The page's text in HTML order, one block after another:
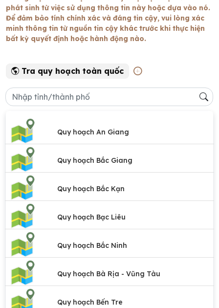
phát sinh từ việc sử dụng thông tin này hoặc dựa vào nó.
Để đảm bảo tính chính xác và đáng tin cậy, vui lòng xác
minh thông tin từ nguồn tin cậy khác trước khi thực hiện
bất kỳ quyết định hoặc hành động nào.
Tra quy hoạch toàn quốc
Quy hoạch An Giang
Quy hoạch Bắc Giang
Quy hoạch Bắc Kạn
Quy hoạch Bạc Liêu
Quy hoạch Bắc Ninh
Quy hoạch Bà Rịa - Vũng Tàu
Quy hoạch Bến Tre